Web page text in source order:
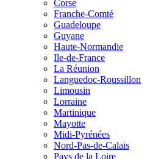
Corse
Franche-Comté
Guadeloupe
Guyane
Haute-Normandie
Ile-de-France
La Réunion
Languedoc-Roussillon
Limousin
Lorraine
Martinique
Mayotte
Midi-Pyrénées
Nord-Pas-de-Calais
Pays de la Loire